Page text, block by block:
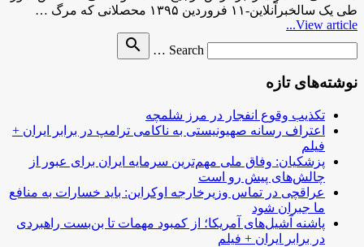
طی یک سالخبرآنلاین-۱۱ فروردین ۱۳۹۵ محصلانی که مرگ …
View article...
Search …
search
نوشته‌های تازه
تکذیب وقوع انفجار در مرز شلمچه
اعتراف رسانه صهیونیستی به ناکامی ترامپ در برابر ایران +
فیلم
پزشکیان: وفاق ملی مهم‌ترین سرمایه ایران برای عبور از
چالش‌های پیش رو است
عراقچی در تماس وزیرخارجه اوکراین: باید خسارات به منافع
ما جبران شود
پاشنه آشیل‌های آمریکا؛ از کمبود مهمات تا بن‌بست راهبردی
در برابر ایران + فیلم